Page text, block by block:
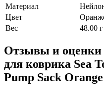
Материал
Цвет
Вес
48.00 г
Отзывы и оценки
для коврика Sea
Pump Sack Orange